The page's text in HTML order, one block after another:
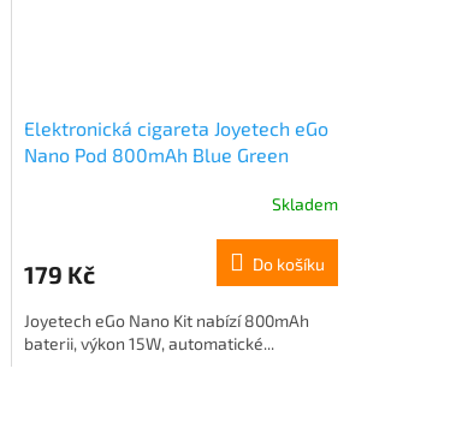
Elektronická cigareta Joyetech eGo
Nano Pod 800mAh Blue Green
Skladem
179 Kč Do košíku
Joyetech eGo Nano Kit nabízí 800mAh
baterii, výkon 15W, automatické...